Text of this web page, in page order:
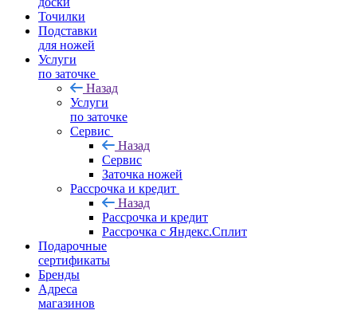
Точилки
Подставки
для ножей
Услуги
по заточке
Назад
Услуги
по заточке
Сервис
Назад
Сервис
Заточка ножей
Рассрочка и кредит
Назад
Рассрочка и кредит
Рассрочка с Яндекс.Сплит
Подарочные
сертификаты
Бренды
Адреса
магазинов